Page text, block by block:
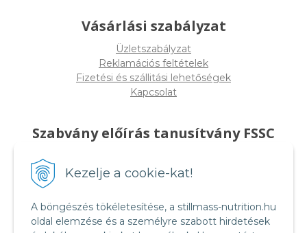
Kezelje a cookie-kat!
A böngészés tökéletesítése, a stillmass-nutrition.hu
oldal elemzése és a személyre szabott hirdetések
Vásárlási szabályzat
Üzletszabályzat
Reklamációs feltételek
Fizetési és szállitási lehetőségek
Kapcsolat
Szabvány előírás tanusítvány FSSC